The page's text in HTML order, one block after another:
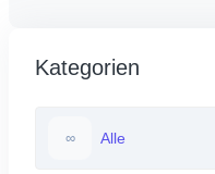
Kategorien
∞ Alle